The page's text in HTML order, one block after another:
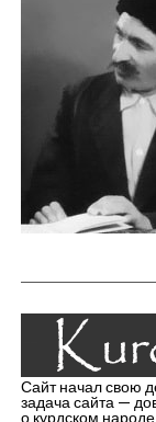
Сайт начал свою
задача сайта —
о курдском